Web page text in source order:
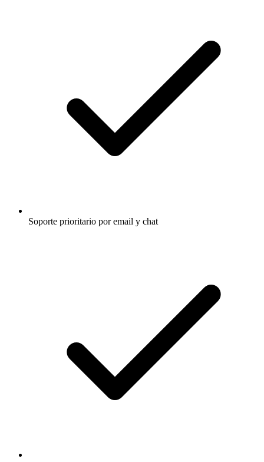
Soporte prioritario por email y chat